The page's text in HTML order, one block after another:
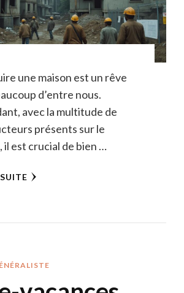
une maison est un rêve
d’entre nous.
avec la multitude de
présents sur le
il est crucial de bien …